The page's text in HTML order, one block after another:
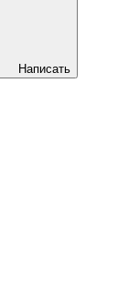
Написать